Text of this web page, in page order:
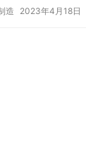
造 2023年4月18日